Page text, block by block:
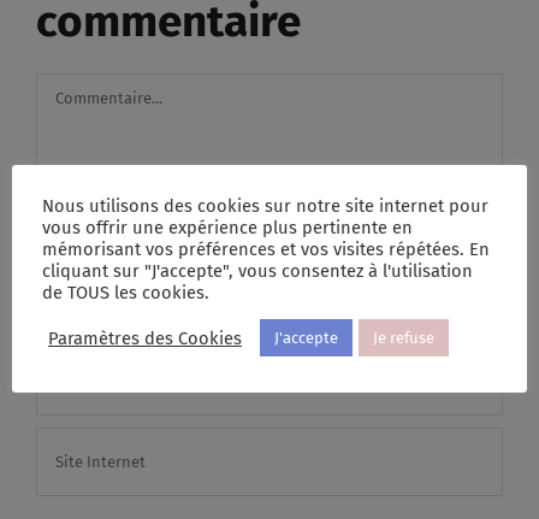
commentaire
Commentaire
Nous utilisons des cookies sur notre site internet pour
vous offrir une expérience plus pertinente en
mémorisant vos préférences et vos visites répétées. En
cliquant sur "J'accepte", vous consentez à l'utilisation
de TOUS les cookies.
Paramètres des Cookies J'accepte Je refuse